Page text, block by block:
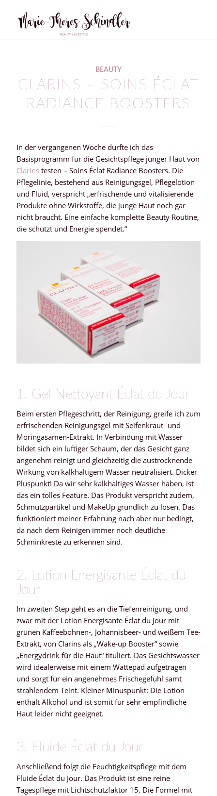
BEAUTY
CLARINS – SOINS ÉCLAT
RADIANCE BOOSTERS
In der vergangenen Woche durfte ich das
Basisprogramm für die Gesichtspflege junger Haut von
Clarinstesten – Soins Éclat Radiance Boosters. Die
Pflegelinie, bestehend aus Reinigungsgel, Pflegelotion
und Fluid, verspricht „erfrischende und vitalisierende
Produkte ohne Wirkstoffe, die junge Haut noch gar
nicht braucht. Eine einfache komplette Beauty Routine,
die schützt und Energie spendet.“
1. Gel Nettoyant Éclat du Jour
Beim ersten Pflegeschritt, der Reinigung, greife ich zum
erfrischenden Reinigungsgel mit Seifenkraut- und
Moringasamen-Extrakt. In Verbindung mit Wasser
bildet sich ein luftiger Schaum, der das Gesicht ganz
angenehm reinigt und gleichzeitig die austrocknende
Wirkung von kalkhaltigem Wasser neutralisiert. Dicker
Pluspunkt! Da wir sehr kalkhaltiges Wasser haben, ist
das ein tolles Feature. Das Produkt verspricht zudem,
Schmutzpartikel und MakeUp gründlich zu lösen. Das
funktioniert meiner Erfahrung nach aber nur bedingt,
da nach dem Reinigen immer noch deutliche
Schminkreste zu erkennen sind.
2. Lotion Energisante Éclat du
Jour
Im zweiten Step geht es an die Tiefenreinigung, und
zwar mit der Lotion Energisante Éclat du Jour mit
grünen Kaffeebohnen-, Johannisbeer- und weißem Tee-
Extrakt, von Clarins als „Wake-up Booster“ sowie
„Energydrink für die Haut“ tituliert. Das Gesichtswasser
wird idealerweise mit einem Wattepad aufgetragen
und sorgt für ein angenehmes Frischegefühl samt
strahlendem Teint. Kleiner Minuspunkt: Die Lotion
enthält Alkohol und ist somit für sehr empfindliche
Haut leider nicht geeignet.
3. Fluide Éclat du Jour
Anschließend folgt die Feuchtigkeitspflege mit dem
Fluide Éclat du Jour. Das Produkt ist eine reine
Tagespflege mit Lichtschutzfaktor 15. Die Formel mit